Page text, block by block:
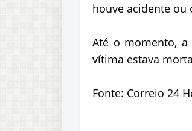
houve acidente ou
Até o momento,
vítima estava
Fonte: Correio 24